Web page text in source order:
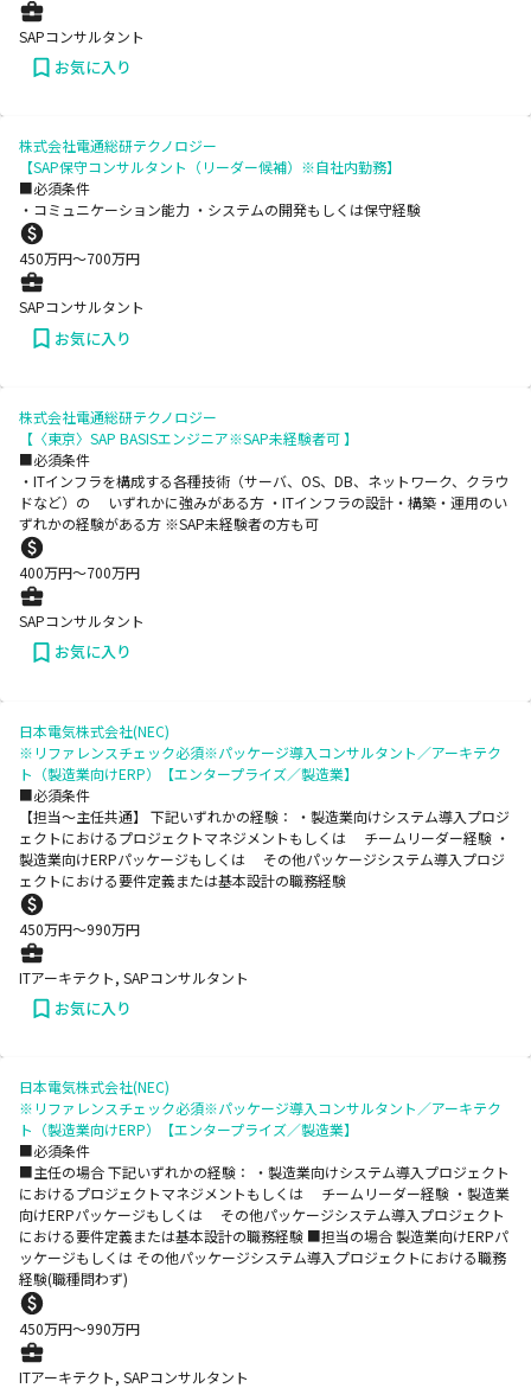
SAPコンサルタント
お気に入り
株式会社電通総研テクノロジー
【SAP保守コンサルタント（リーダー候補）※自社内勤務】
■必須条件
・コミュニケーション能力 ・システムの開発もしくは保守経験
450万円〜700万円
SAPコンサルタント
お気に入り
株式会社電通総研テクノロジー
【〈東京〉SAP BASISエンジニア※SAP未経験者可 】
■必須条件
・ITインフラを構成する各種技術（サーバ、OS、DB、ネットワーク、クラウ
ドなど）の いずれかに強みがある方 ・ITインフラの設計・構築・運用のい
ずれかの経験がある方 ※SAP未経験者の方も可
400万円〜700万円
SAPコンサルタント
お気に入り
日本電気株式会社(NEC)
※リファレンスチェック必須※パッケージ導入コンサルタント／アーキテク
ト（製造業向けERP）【エンタープライズ／製造業】
■必須条件
【担当～主任共通】 下記いずれかの経験： ・製造業向けシステム導入プロジ
ェクトにおけるプロジェクトマネジメントもしくは チームリーダー経験 ・
製造業向けERPパッケージもしくは その他パッケージシステム導入プロジ
ェクトにおける要件定義または基本設計の職務経験
450万円〜990万円
ITアーキテクト, SAPコンサルタント
お気に入り
日本電気株式会社(NEC)
※リファレンスチェック必須※パッケージ導入コンサルタント／アーキテク
ト（製造業向けERP）【エンタープライズ／製造業】
■必須条件
■主任の場合 下記いずれかの経験： ・製造業向けシステム導入プロジェクト
におけるプロジェクトマネジメントもしくは チームリーダー経験 ・製造業
向けERPパッケージもしくは その他パッケージシステム導入プロジェクト
における要件定義または基本設計の職務経験 ■担当の場合 製造業向けERPパ
ッケージもしくは その他パッケージシステム導入プロジェクトにおける職務
経験(職種問わず)
450万円〜990万円
ITアーキテクト, SAPコンサルタント